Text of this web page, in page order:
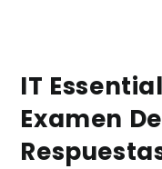
IT
Examen